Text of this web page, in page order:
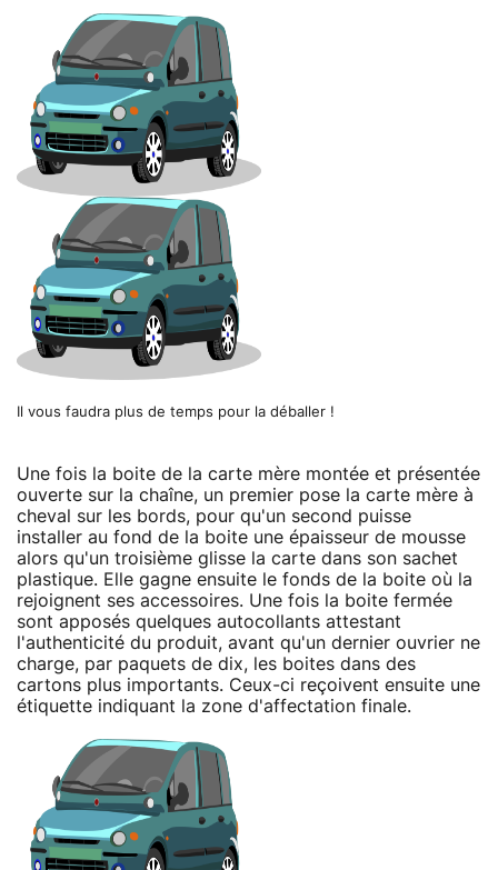
Il vous faudra plus de temps pour la déballer !
Une fois la boite de la carte mère montée et présentée
ouverte sur la chaîne, un premier pose la carte mère à
cheval sur les bords, pour qu'un second puisse
installer au fond de la boite une épaisseur de mousse
alors qu'un troisième glisse la carte dans son sachet
plastique. Elle gagne ensuite le fonds de la boite où la
rejoignent ses accessoires. Une fois la boite fermée
sont apposés quelques autocollants attestant
l'authenticité du produit, avant qu'un dernier ouvrier ne
charge, par paquets de dix, les boites dans des
cartons plus importants. Ceux-ci reçoivent ensuite une
étiquette indiquant la zone d'affectation finale.